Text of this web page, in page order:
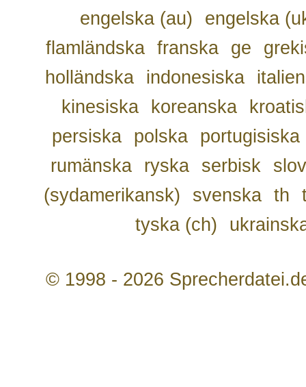
engelska (au)
engelska
flamländska franska ge
holländska
indonesiska
kinesiska
koreanska
persiska
polska
portugisiska
rumänska
ryska serbisk
(sydamerikansk)
svenska th
tyska (ch)
© 1998 - 2026